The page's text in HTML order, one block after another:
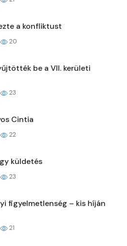
a konfliktust
20
be a VII. kerületi
23
Cintia
22
küldetés
23
figyelmetlenség – kis híján
21